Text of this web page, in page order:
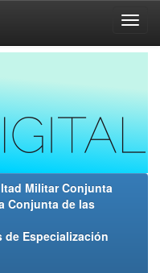
Militar Conjunta
Conjunta de las
de Especialización